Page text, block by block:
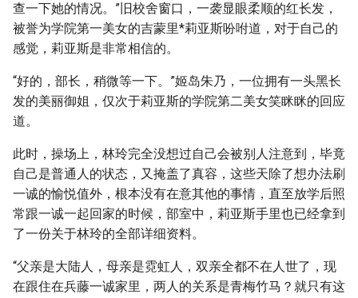
查一下她的情况。”旧校舍窗口，一袭显眼柔顺的红长发，
被誉为学院第一美女的吉蒙里*莉亚斯吩咐道，对于自己的
感觉，莉亚斯是非常相信的。
“好的，部长，稍微等一下。”姬岛朱乃，一位拥有一头黑长
发的美丽御姐，仅次于莉亚斯的学院第二美女笑眯眯的回应
道。
此时，操场上，林玲完全没想过自己会被别人注意到，毕竟
自己是普通人的状态，又掩盖了真容，这些天除了想办法刷
一诚的愉悦值外，根本没有在意其他的事情，直至放学后照
常跟一诚一起回家的时候，部室中，莉亚斯手里也已经拿到
了一份关于林玲的全部详细资料。
“父亲是大陆人，母亲是霓虹人，双亲全都不在人世了，现
在跟住在兵藤一诚家里，两人的关系是青梅竹马？就只有这